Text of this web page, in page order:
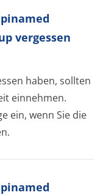
vergessen
haben, sollten
einnehmen.
ein, wenn Sie die